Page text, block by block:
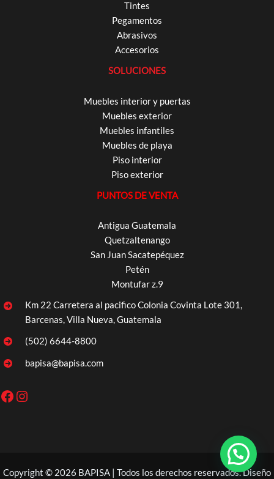
Tintes
Pegamentos
Abrasivos
Accesorios
SOLUCIONES
Muebles interior y puertas
Muebles exterior
Muebles infantiles
Muebles de playa
Piso interior
Piso exterior
PUNTOS DE VENTA
Antigua Guatemala
Quetzaltenango
San Juan Sacatepéquez
Petén
Montufar z.9
Km 22 Carretera al pacifico Colonia Covinta Lote 301,
Barcenas, Villa Nueva, Guatemala
(502) 6644-8800
bapisa@bapisa.com
Facebook
Instagram
Copyright © 2026 BAPISA | Todos los derechos reservados. Diseño